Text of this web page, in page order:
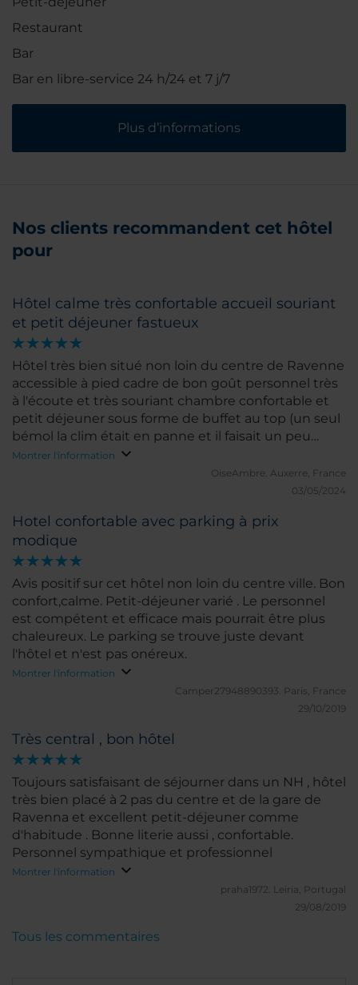
Restaurant
Bar
Bar en libre-service 24 h/24 et 7 j/7
Plus d’informations
Nos clients recommandent cet hôtel
pour
Hôtel calme très confortable accueil souriant
et petit déjeuner fastueux
Hôtel très bien situé non loin du centre de Ravenne
accessible à pied cadre de bon goût personnel très
à l'écoute et très souriant chambre confortable et
petit déjeuner sous forme de buffet au top (un seul
bémol la clim était en panne et il faisait un peu
chaud)
Montrer l'information
OiseAmbre. Auxerre, France
03/05/2024
Hotel confortable avec parking à prix
modique
Avis positif sur cet hôtel non loin du centre ville. Bon
confort,calme. Petit-déjeuner varié . Le personnel
est compétent et efficace mais pourrait être plus
chaleureux. Le parking se trouve juste devant
l'hôtel et n'est pas onéreux.
Montrer l'information
Camper27948890393.
Paris, France
29/10/2019
Très central , bon hôtel
Toujours satisfaisant de séjourner dans un NH , hôtel
très bien placé à 2 pas du centre et de la gare de
Ravenna et excellent petit-déjeuner comme
d'habitude . Bonne literie aussi , confortable.
Personnel sympathique et professionnel
Montrer l'information
praha1972.
Leiria, Portugal
29/08/2019
Tous les commentaires